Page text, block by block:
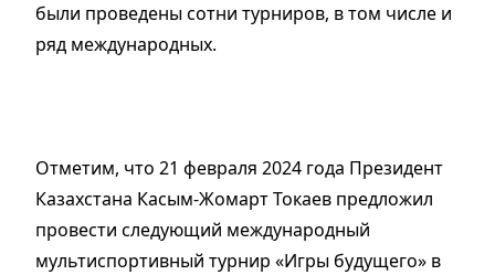
были проведены сотни турниров, в том числе и
ряд международных.
Отметим, что 21 февраля 2024 года Президент
Казахстана Касым-Жомарт Токаев предложил
провести следующий международный
мультиспортивный турнир «Игры будущего» в